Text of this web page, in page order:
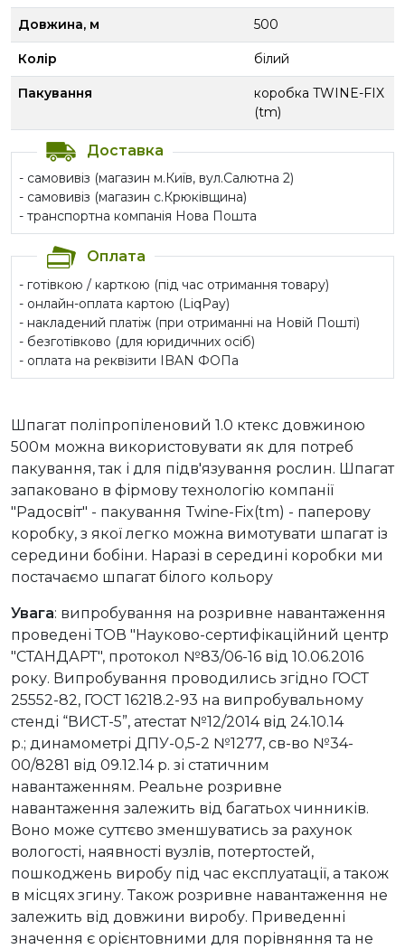
Довжина, м 500
Колір білий
Пакування
коробка TWINE-FIX
(tm)
Доставка
- самовивіз (магазин м.Київ, вул.Салютна 2)
- самовивіз (магазин с.Крюківщина)
- транспортна компанія Нова Пошта
Оплата
- готівкою / карткою (під час отримання товару)
- онлайн-оплата картою (LiqPay)
- накладений платіж (при отриманні на Новій Пошті)
- безготівково (для юридичних осіб)
- оплата на реквізити IBAN ФОПа
Шпагат поліпропіленовий 1.0 ктекс довжиною
500м можна використовувати як для потреб
пакування, так і для підв'язування рослин. Шпагат
запаковано в фірмову технологію компанії
"Радосвіт" - пакування Twine-Fix(tm) - паперову
коробку, з якої легко можна вимотувати шпагат із
середини бобіни. Наразі в середині коробки ми
постачаємо шпагат білого кольору
Увага: випробування на розривне навантаження
проведені ТОВ "Науково-сертифікаційний центр
"СТАНДАРТ", протокол №83/06-16 від 10.06.2016
року. Випробування проводились згідно ГОСТ
25552-82, ГОСТ 16218.2-93 на випробувальному
стенді “ВИСТ-5”, атестат №12/2014 від 24.10.14
р.; динамометрі ДПУ-0,5-2 №1277, св-во №34-
00/8281 від 09.12.14 р. зі статичним
навантаженням. Реальне розривне
навантаження залежить від багатьох чинників.
Воно може суттєво зменшуватись за рахунок
вологості, наявності вузлів, потертостей,
пошкоджень виробу під час експлуатації, а також
в місцях згину. Також розривне навантаження не
залежить від довжини виробу. Приведенні
значення є орієнтовними для порівняння та не